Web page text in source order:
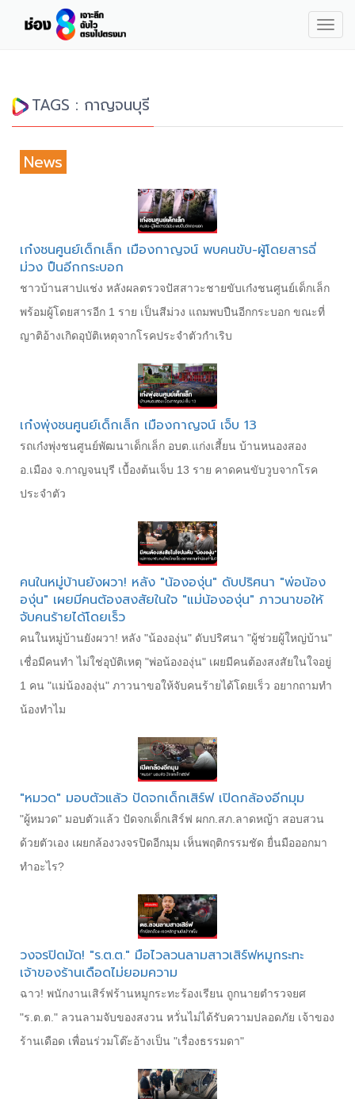
TAGS : กาญจนบุรี
News
เก๋งชนศูนย์เด็กเล็ก เมืองกาญจน์ พบคนขับ-ผู้โดยสารฉี่
ม่วง ปืนอีกกระบอก
ชาวบ้านสาปแช่ง หลังผลตรวจปัสสาวะชายขับเก๋งชนศูนย์เด็กเล็ก
พร้อมผู้โดยสารอีก 1 ราย เป็นสีม่วง แถมพบปืนอีกกระบอก ขณะที่
ญาติอ้างเกิดอุบัติเหตุจากโรคประจำตัวกำเริบ
เก๋งพุ่งชนศูนย์เด็กเล็ก เมืองกาญจน์ เจ็บ 13
รถเก๋งพุ่งชนศูนย์พัฒนาเด็กเล็ก อบต.แก่งเสี้ยน บ้านหนองสอง
อ.เมือง จ.กาญจนบุรี เบื้องต้นเจ็บ 13 ราย คาดคนขับวูบจากโรค
ประจำตัว
คนในหมู่บ้านยังผวา! หลัง "น้ององุ่น" ดับปริศนา "พ่อน้อง
องุ่น" เผยมีคนต้องสงสัยในใจ "แม่น้ององุ่น" ภาวนาขอให้
จับคนร้ายได้โดยเร็ว
คนในหมู่บ้านยังผวา! หลัง "น้ององุ่น" ดับปริศนา "ผู้ช่วยผู้ใหญ่บ้าน"
เชื่อมีคนทำ ไม่ใช่อุบัติเหตุ "พ่อน้ององุ่น" เผยมีคนต้องสงสัยในใจอยู่
1 คน "แม่น้ององุ่น" ภาวนาขอให้จับคนร้ายได้โดยเร็ว อยากถามทำ
น้องทำไม
"หมวด" มอบตัวแล้ว ปัดจกเด็กเสิร์ฟ เปิดกล้องอีกมุม
"ผู้หมวด" มอบตัวแล้ว ปัดจกเด็กเสิร์ฟ ผกก.สภ.ลาดหญ้า สอบสวน
ด้วยตัวเอง เผยกล้องวงจรปิดอีกมุม เห็นพฤติกรรมชัด ยื่นมือออกมา
ทำอะไร?
วงจรปิดมัด! "ร.ต.ต." มือไวลวนลามสาวเสิร์ฟหมูกระทะ
เจ้าของร้านเดือดไม่ยอมความ
ฉาว! พนักงานเสิร์ฟร้านหมูกระทะร้องเรียน ถูกนายตำรวจยศ
"ร.ต.ต." ลวนลามจับของสงวน หวั่นไม่ได้รับความปลอดภัย เจ้าของ
ร้านเดือด เพื่อนร่วมโต๊ะอ้างเป็น "เรื่องธรรมดา"